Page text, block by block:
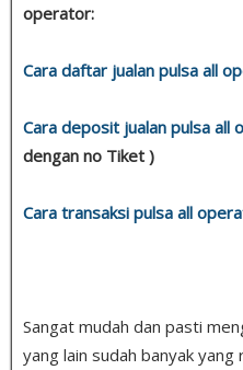
operator:
Cara daftar jualan pulsa all
Cara deposit jualan pulsa all
dengan no Tiket )
Cara transaksi pulsa all
Sangat mudah dan pasti
yang lain sudah banyak